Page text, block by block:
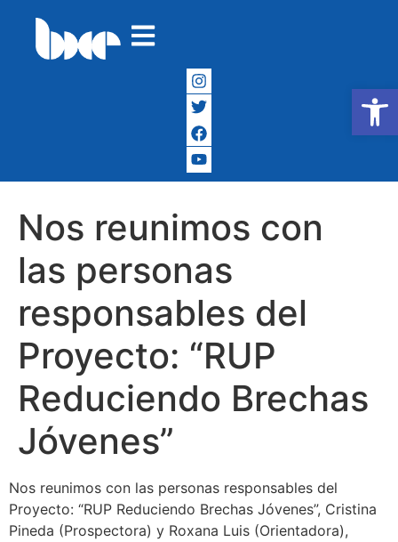
Abrir
Nos reunimos con
las personas
responsables del
Proyecto: “RUP
Reduciendo Brechas
Jóvenes”
Nos reunimos con las personas responsables del
Proyecto: “RUP Reduciendo Brechas Jóvenes”, Cristina
Pineda (Prospectora) y Roxana Luis (Orientadora),